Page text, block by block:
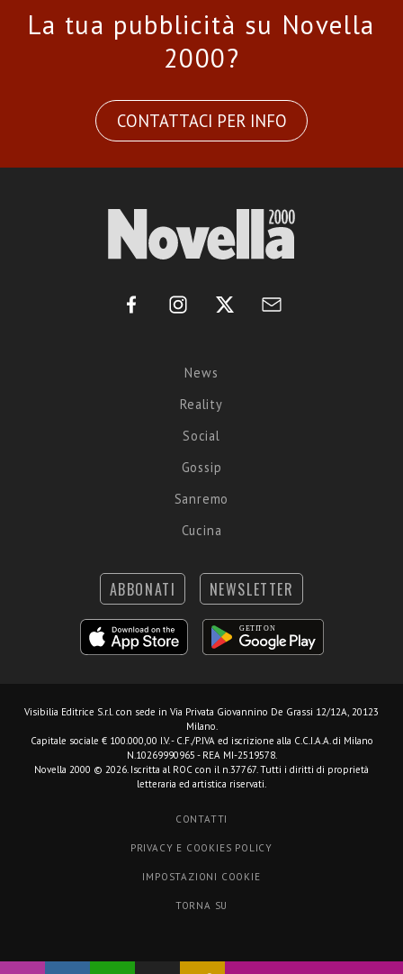
La tua pubblicità su Novella
2000?
CONTATTACI PER INFO
News
Reality
Social
Gossip
Sanremo
Cucina
ABBONATI NEWSLETTER
Visibilia Editrice S.r.l. con sede in Via Privata Giovannino De Grassi 12/12A, 20123
Milano.
Capitale sociale € 100.000,00 I.V. - C.F./P.IVA ed iscrizione alla C.C.I.A.A. di Milano
N.10269990965 - REA MI-2519578.
Novella 2000 © 2026. Iscritta al ROC con il n.37767. Tutti i diritti di proprietà
letteraria ed artistica riservati.
CONTATTI
PRIVACY E COOKIES POLICY
IMPOSTAZIONI COOKIE
TORNA SU